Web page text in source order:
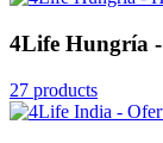
4Life Hungría
27 products